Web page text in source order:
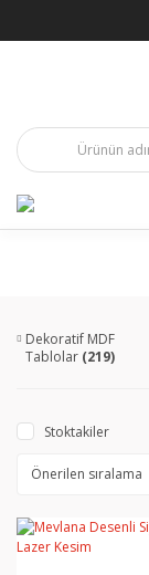
Dekoratif MDF
Tablolar (219)
Stoktakiler